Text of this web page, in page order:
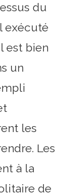
du
exécuté
est bien
un
les
Les
à la
de